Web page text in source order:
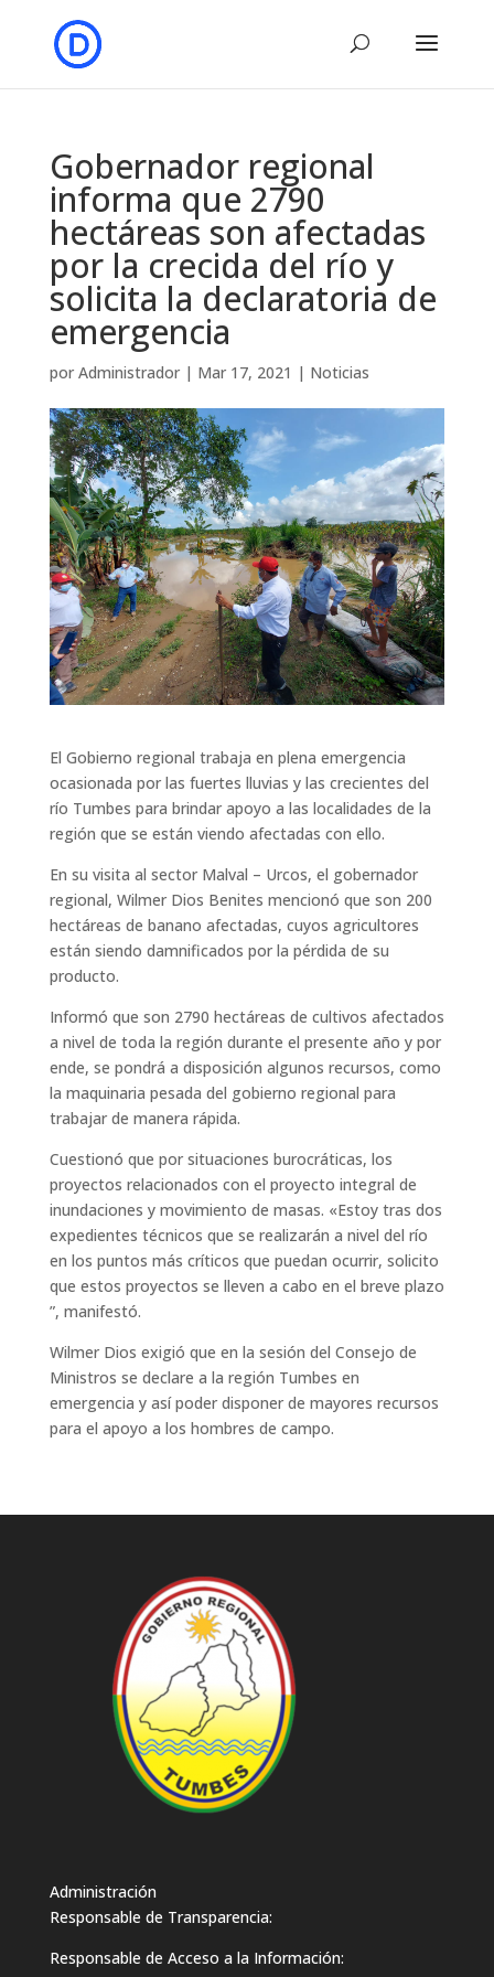
Gobernador regional
informa que 2790
hectáreas son afectadas
por la crecida del río y
solicita la declaratoria de
emergencia
por Administrador| Mar 17, 2021 | Noticias
El Gobierno regional trabaja en plena emergencia
ocasionada por las fuertes lluvias y las crecientes del
río Tumbes para brindar apoyo a las localidades de la
región que se están viendo afectadas con ello.
En su visita al sector Malval – Urcos, el gobernador
regional, Wilmer Dios Benites mencionó que son 200
hectáreas de banano afectadas, cuyos agricultores
están siendo damnificados por la pérdida de su
producto.
Informó que son 2790 hectáreas de cultivos afectados
a nivel de toda la región durante el presente año y por
ende, se pondrá a disposición algunos recursos, como
la maquinaria pesada del gobierno regional para
trabajar de manera rápida.
Cuestionó que por situaciones burocráticas, los
proyectos relacionados con el proyecto integral de
inundaciones y movimiento de masas. «Estoy tras dos
expedientes técnicos que se realizarán a nivel del río
en los puntos más críticos que puedan ocurrir, solicito
que estos proyectos se lleven a cabo en el breve plazo
”, manifestó.
Wilmer Dios exigió que en la sesión del Consejo de
Ministros se declare a la región Tumbes en
emergencia y así poder disponer de mayores recursos
para el apoyo a los hombres de campo.
Administración
Responsable de Transparencia:
Responsable de Acceso a la Información: